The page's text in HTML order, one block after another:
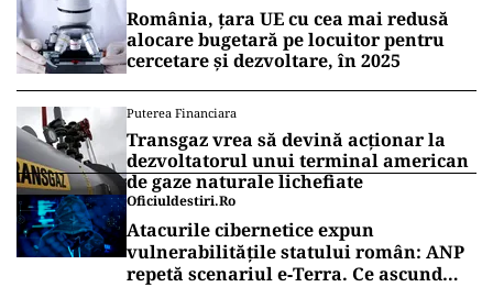
România, țara UE cu cea mai redusă
alocare bugetară pe locuitor pentru
cercetare și dezvoltare, în 2025
Puterea Financiara
Transgaz vrea să devină acționar la
dezvoltatorul unui terminal american
de gaze naturale lichefiate
Oficiuldestiri.ro
Atacurile cibernetice expun
vulnerabilitățile statului român: ANP
repetă scenariul e‑Terra. Ce ascund